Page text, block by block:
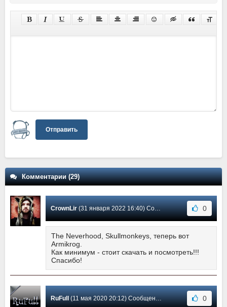
Отправить
Комментарии (29)
CrownLir(31 января 2022 16:40) Сообщение #28 0
The Neverhood, Skullmonkeys, теперь вот
Armikrog.
Как минимум - стоит скачать и посмотреть!!!
Спасибо!
RuFull (11 мая 2020 20:12) Сообщение #27 0